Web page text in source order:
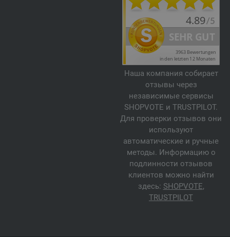
Наша компания собирает
отзывы через
независимые сервисы
SHOPVOTE и TRUSTPILOT.
Для проверки отзывов они
используют
автоматические и ручные
методы. Информацию о
подлинности отзывов
клиентов можно найти
здесь: SHOPVOTE,
TRUSTPILOT